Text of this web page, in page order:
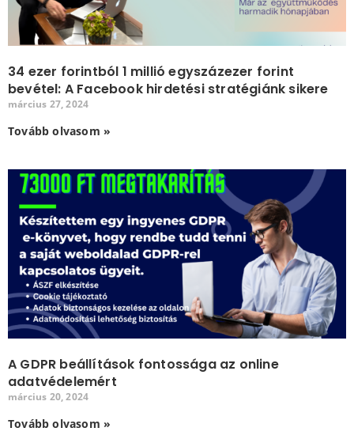
34 ezer forintból 1 millió egyszázezer forint
bevétel: A Facebook hirdetési stratégiánk sikere
március 27, 2024
Tovább olvasom »
A GDPR beállítások fontossága az online
adatvédelemért
március 20, 2024
Tovább olvasom »